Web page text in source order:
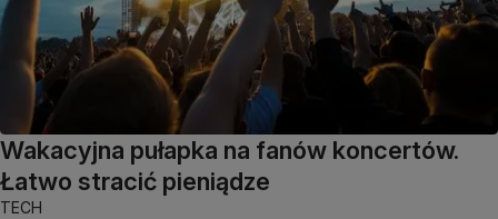
Wakacyjna pułapka na fanów koncertów.
Łatwo stracić pieniądze
TECH